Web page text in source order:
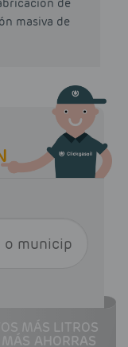
de
masiva de
MÁS LITROS
MÁS AHORRAS